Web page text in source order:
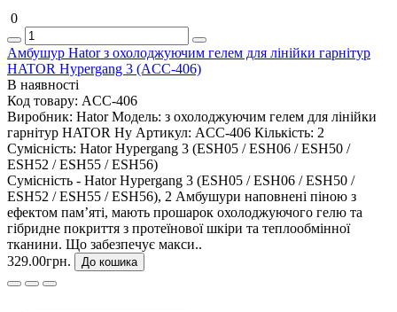
0
Амбушур Hator з охолоджуючим гелем для лінійки гарнітур
HATOR Hypergang 3 (ACC-406)
В наявності
Код товару: ACC-406
Виробник: Hator Модель: з охолоджуючим гелем для лінійки
гарнітур HATOR Hy Артикул: ACC-406 Кількість: 2
Сумісність: Hator Hypergang 3 (ESH05 / ESH06 / ESH50 /
ESH52 / ESH55 / ESH56)
Сумісність - Hator Hypergang 3 (ESH05 / ESH06 / ESH50 /
ESH52 / ESH55 / ESH56), 2 Амбушури наповнені піною з
ефектом пам’яті, мають прошарок охолоджуючого гелю та
гібридне покриття з протеїнової шкіри та теплообмінної
тканини. Що забезпечує макси..
329.00грн.
До кошика